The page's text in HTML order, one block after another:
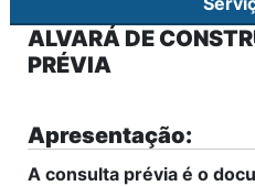
ALVARÁ DE
PRÉVIA
Apresentação:
A consulta prévia é o